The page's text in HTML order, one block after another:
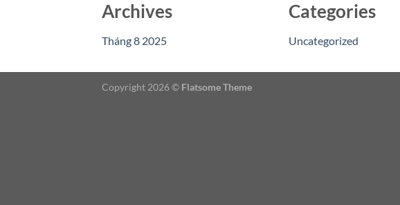
Archives
Tháng 8 2025
Categories
Uncategorized
Copyright 2026 © Flatsome Theme